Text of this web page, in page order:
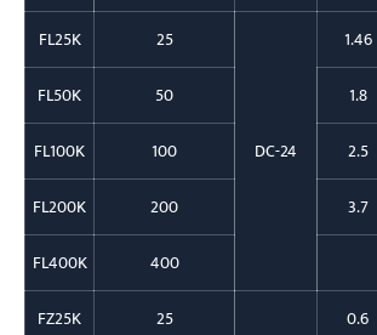
FL25K
25
DC-24
1.46
FL50K 50 1.8
FL100K
100 2.5
FL200K
200 3.7
FL400K
400
FZ25K
25 0.6